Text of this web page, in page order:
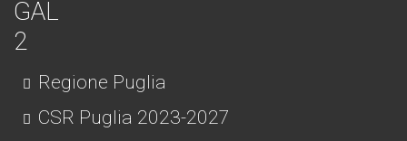
Regione Puglia
CSR Puglia 2023-2027